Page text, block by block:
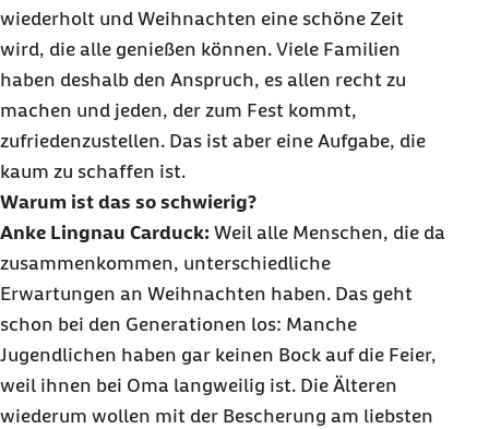
wiederholt und Weihnachten eine schöne Zeit
wird, die alle genießen können. Viele Familien
haben deshalb den Anspruch, es allen recht zu
machen und jeden, der zum Fest kommt,
zufriedenzustellen. Das ist aber eine Aufgabe, die
kaum zu schaffen ist.
Warum ist das so schwierig?
Anke Lingnau Carduck: Weil alle Menschen, die da
zusammenkommen, unterschiedliche
Erwartungen an Weihnachten haben. Das geht
schon bei den Generationen los: Manche
Jugendlichen haben gar keinen Bock auf die Feier,
weil ihnen bei Oma langweilig ist. Die Älteren
wiederum wollen mit der Bescherung am liebsten